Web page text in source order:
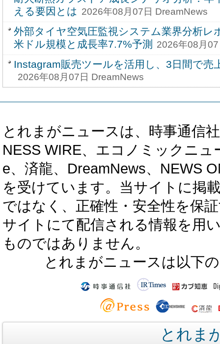
える要因とは 2026年08月07日 DreamNews
外部タイヤ空気圧監視システム業界分析レ
米ドル規模と成長率7.7%予測
2026年08月
Instagram販売ツールを活用し、3日間で売
2026年08月07日 DreamNews
とれまがニュースは、時事通信
NESS WIRE、エコノミックニ
e、済龍、DreamNews、NEWS
を受けています。当サイトに掲
ではなく、正確性・安全性を保
サイトにて配信される情報を用
ものではありません。
とれまがニュースは以下
とれま